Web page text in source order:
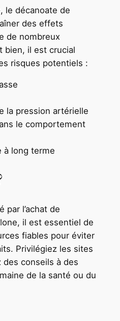
le décanoate de
des effets
de nombreux
bien, il est crucial
risques potentiels :
la pression artérielle
le comportement
à long terme
par l’achat de
il est essentiel de
fiables pour éviter
Privilégiez les sites
conseils à des
de la santé ou du